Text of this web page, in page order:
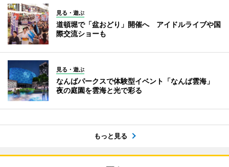
見る・遊ぶ
道頓堀で「盆おどり」開催へ アイドルライブや国
際交流ショーも
見る・遊ぶ
なんばパークスで体験型イベント「なんば雲海」
夜の庭園を雲海と光で彩る
もっと見る